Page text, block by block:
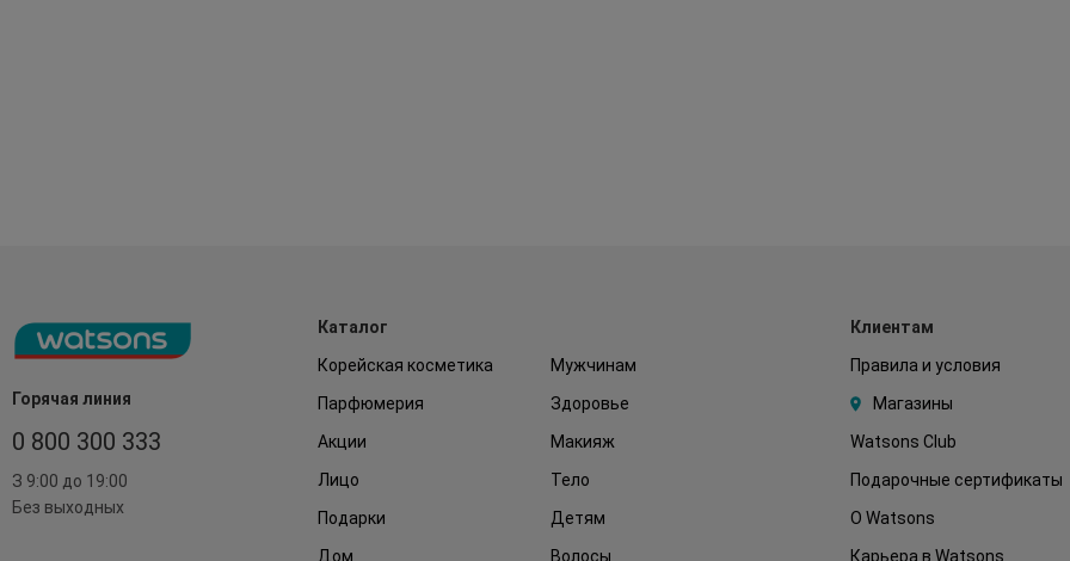
Горячая линия
0 800 300 333
З 9:00 до 19:00
Без выходных
Каталог
Корейская косметика
Мужчинам
Парфюмерия
Здоровье
Акции
Макияж
Лицо
Тело
Подарки
Детям
Дом
Волосы
Клиентам
Правила и условия
Магазины
Watsons Club
Подарочные сертификаты
О Watsons
Карьера в Watsons